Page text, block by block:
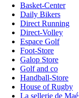
Basket-Center
Daily Bikers
Direct Running
Direct-Volley
Espace Golf
Foot-Store
Galop Store
Golf and co
Handball-Store
House of Rugby
La sellerie de Maé